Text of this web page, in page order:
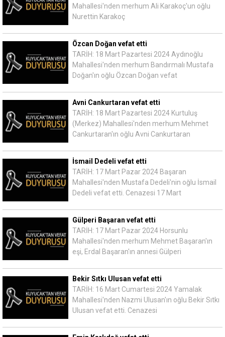
Mahallesi'nden merhum Ali Karakoç'un oğlu
Nurettin Karakoç
Özcan Doğan vefat etti
TARİH: 18 Mart Pazartesi 2024 Aydınoğlu
Mahallesi'nden merhum Bandırmalı Mustafa
Doğan'ın oğlu Özcan Doğan vefat
Avni Cankurtaran vefat etti
TARİH: 18 Mart Pazartesi 2024 Kurtuluş
(Merkez) Mahallesi'nden merhum Mehmet
Cankurtaran'ın oğlu Avni Cankurtaran
İsmail Dedeli vefat etti
TARİH: 17 Mart Pazar 2024 Başaran
Mahallesi'nden Mustafa Dedeli'nin oğlu İsmail
Dedeli vefat etti. Cenazesi 17 Mart
Gülperi Başaran vefat etti
TARİH: 17 Mart Pazar 2024 Horsunlu
Mahallesi'nden merhum Mehmet Başaran'ın
eşi, Erdal Başaran'ın annesi Gülperi
Bekir Sıtkı Ulusan vefat etti
TARİH: 16 Mart Cumartesi 2024 Yamalak
Mahallesi'nden Nazmi Ulusan'ın oğlu Bekir Sıtkı
Ulusan vefat etti. Cenazesi